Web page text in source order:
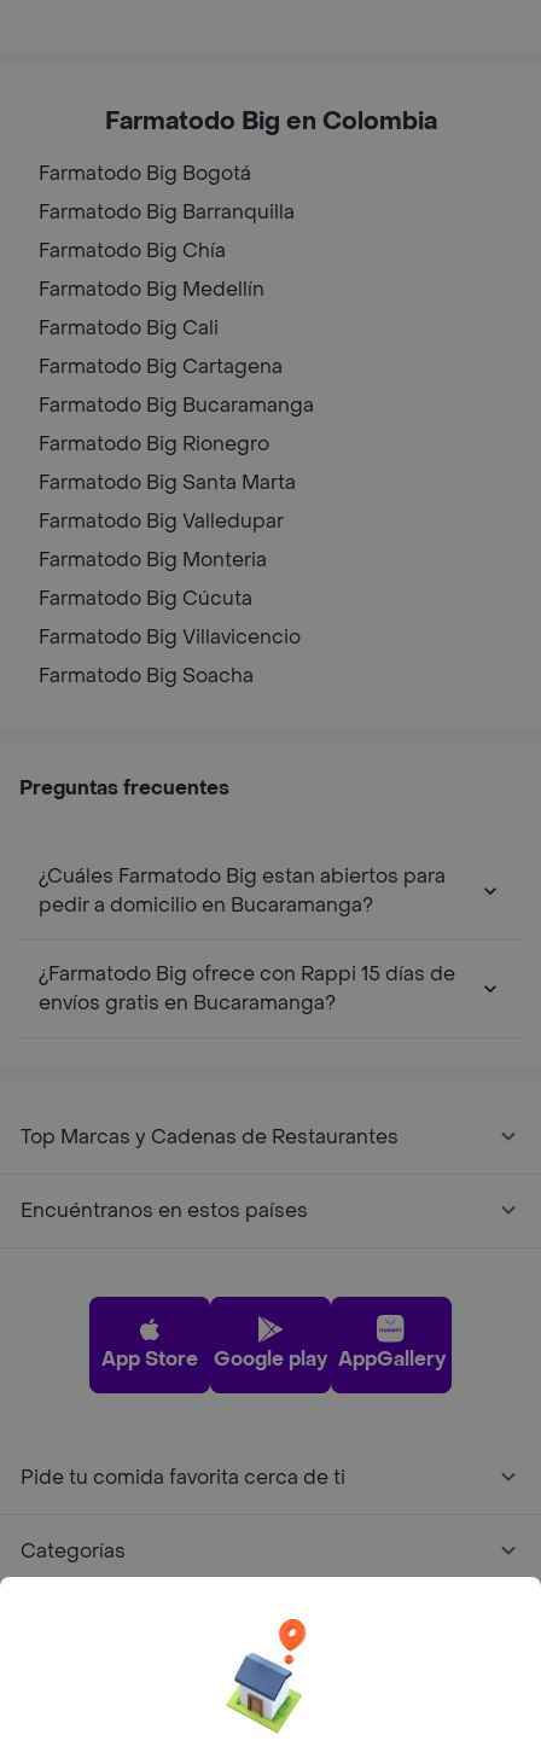
Farmatodo Big en Colombia
Farmatodo Big Bogotá
Farmatodo Big Barranquilla
Farmatodo Big Chía
Farmatodo Big Medellín
Farmatodo Big Cali
Farmatodo Big Cartagena
Farmatodo Big Bucaramanga
Farmatodo Big Rionegro
Farmatodo Big Santa Marta
Farmatodo Big Valledupar
Farmatodo Big Monteria
Farmatodo Big Cúcuta
Farmatodo Big Villavicencio
Farmatodo Big Soacha
Preguntas frecuentes
¿Cuáles Farmatodo Big estan abiertos para
pedir a domicilio en Bucaramanga?
¿Farmatodo Big ofrece con Rappi 15 días de
envíos gratis en Bucaramanga?
Top Marcas y Cadenas de Restaurantes
Encuéntranos en estos países
App Store Google play AppGallery
Pide tu comida favorita cerca de ti
Categorías